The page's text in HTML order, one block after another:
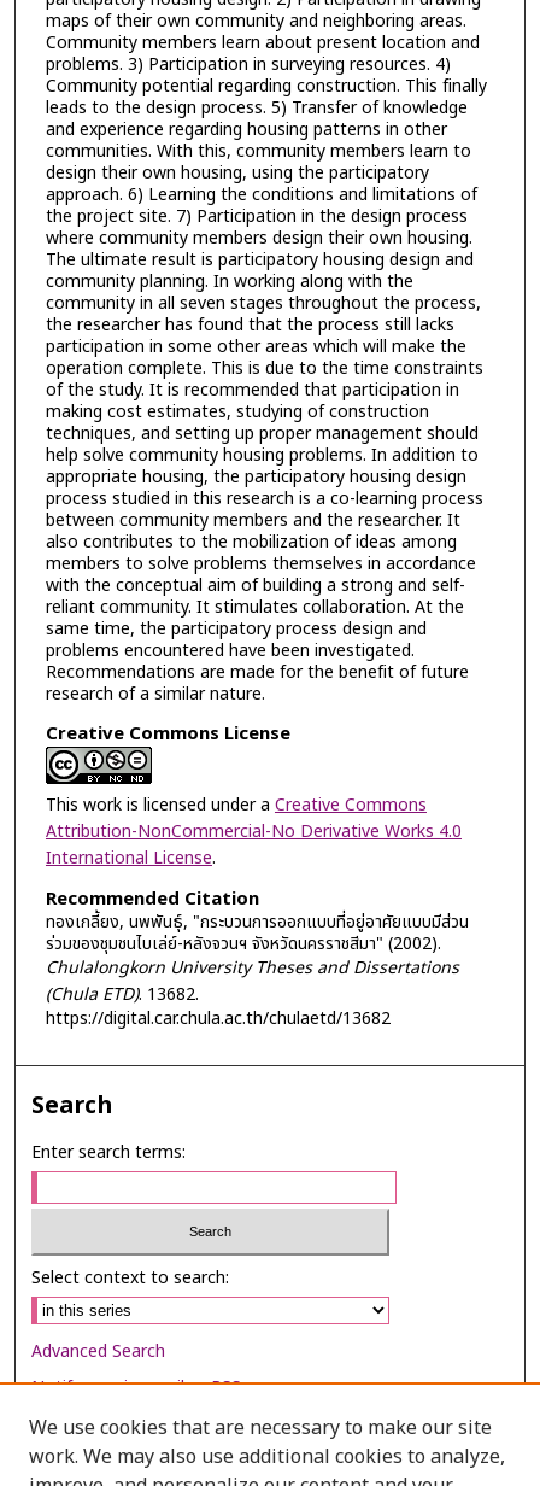
maps of their own community and neighboring areas.
Community members learn about present location and
problems. 3) Participation in surveying resources. 4)
Community potential regarding construction. This finally
leads to the design process. 5) Transfer of knowledge
and experience regarding housing patterns in other
communities. With this, community members learn to
design their own housing, using the participatory
approach. 6) Learning the conditions and limitations of
the project site. 7) Participation in the design process
where community members design their own housing.
The ultimate result is participatory housing design and
community planning. In working along with the
community in all seven stages throughout the process,
the researcher has found that the process still lacks
participation in some other areas which will make the
operation complete. This is due to the time constraints
of the study. It is recommended that participation in
making cost estimates, studying of construction
techniques, and setting up proper management should
help solve community housing problems. In addition to
appropriate housing, the participatory housing design
process studied in this research is a co-learning process
between community members and the researcher. It
also contributes to the mobilization of ideas among
members to solve problems themselves in accordance
with the conceptual aim of building a strong and self-
reliant community. It stimulates collaboration. At the
same time, the participatory process design and
problems encountered have been investigated.
Recommendations are made for the benefit of future
research of a similar nature.
Creative Commons License
This work is licensed under a Creative Commons
Attribution-NonCommercial-No Derivative Works 4.0
International License.
Recommended Citation
ทองเกลี้ยง, นพพันธุ์, "กระบวนการออกแบบที่อยู่อาศัยแบบมีส่วน
ร่วมของชุมชนไบเล่ย์-หลังจวนฯ จังหวัดนครราชสีมา" (2002).
Chulalongkorn University Theses and Dissertations
(Chula ETD). 13682.
https://digital.car.chula.ac.th/chulaetd/13682
Search
Enter search terms:
Select context to search:
Advanced Search
Notify me via email orRSS
Browse
We use cookies that are necessary to make our site
work. We may also use additional cookies to analyze,